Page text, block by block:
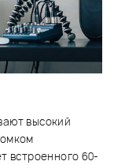
высокий
встроенного 60-